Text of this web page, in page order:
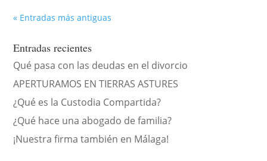
« Entradas más antiguas
Entradas recientes
Qué pasa con las deudas en el divorcio
APERTURAMOS EN TIERRAS ASTURES
¿Qué es la Custodia Compartida?
¿Qué hace una abogado de familia?
¡Nuestra firma también en Málaga!